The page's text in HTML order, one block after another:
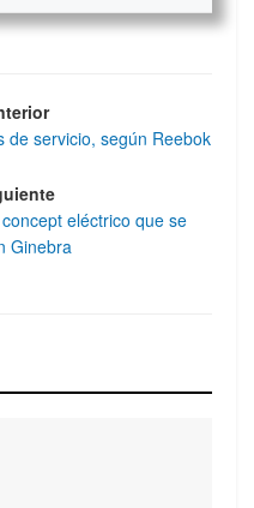
de servicio, según Reebok
eléctrico que se
Ginebra